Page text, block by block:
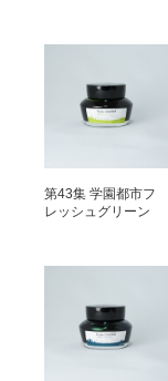
第43集 学園都市フ
レッシュグリーン